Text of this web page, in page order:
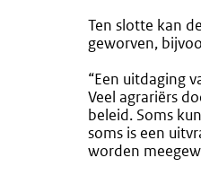
Ten slotte kan
geworven,
“Een uitdaging
Veel agrariërs
beleid. Soms
soms is een
worden